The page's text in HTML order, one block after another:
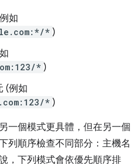
如
* )
* )
(例如
* )
一個模式更具體，但在另一個
列順序檢查不同部分：主機名
，下列模式會依優先順序排